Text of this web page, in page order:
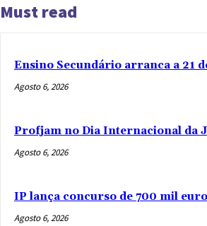
Must read
Ensino Secundário arranca a 21
Agosto 6, 2026
Profjam no Dia Internacional da
Agosto 6, 2026
IP lança concurso de 700 mil
Agosto 6, 2026